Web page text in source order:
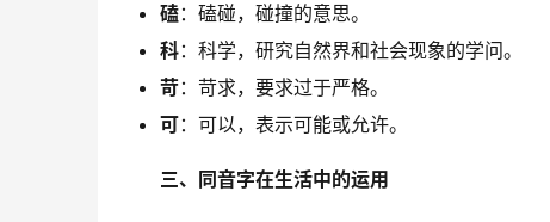
磕：磕碰，碰撞的意思。
科：科学，研究自然界和社会现象的学问。
苛：苛求，要求过于严格。
可：可以，表示可能或允许。
三、同音字在生活中的运用